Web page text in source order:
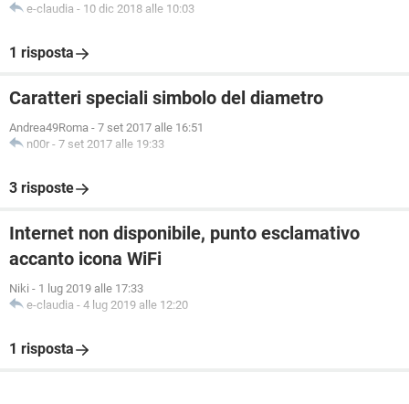
e-claudia - 10 dic 2018 alle 10:03
1 risposta
Caratteri speciali simbolo del diametro
Andrea49Roma - 7 set 2017 alle 16:51
n00r - 7 set 2017 alle 19:33
3 risposte
Internet non disponibile, punto esclamativo
accanto icona WiFi
Niki - 1 lug 2019 alle 17:33
e-claudia - 4 lug 2019 alle 12:20
1 risposta